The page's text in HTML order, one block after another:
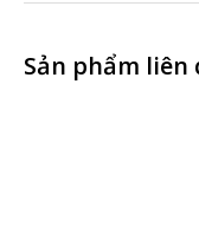
Sản phẩm liên